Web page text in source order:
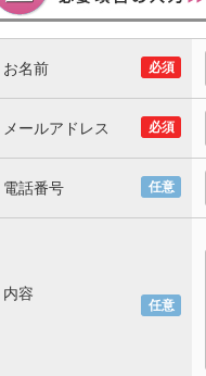
必須
お名前
必須
メールアドレス
任意
電話番号
任意
内容